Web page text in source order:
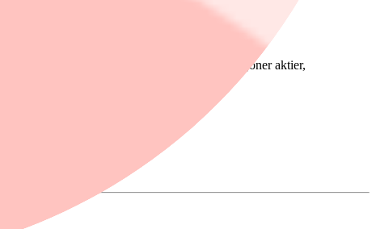
Stéphane Carville har kvar knappt 1,66 miljoner aktier,